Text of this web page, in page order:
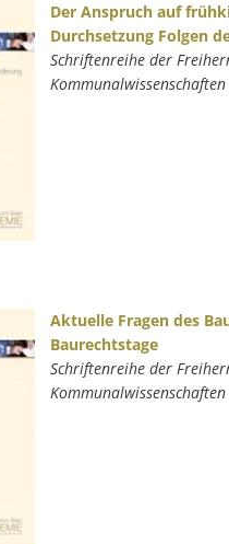
Der Anspruch auf
Durchsetzung Folgen
Schriftenreihe der
Aktuelle Fragen des
Baurechtstage
Schriftenreihe der